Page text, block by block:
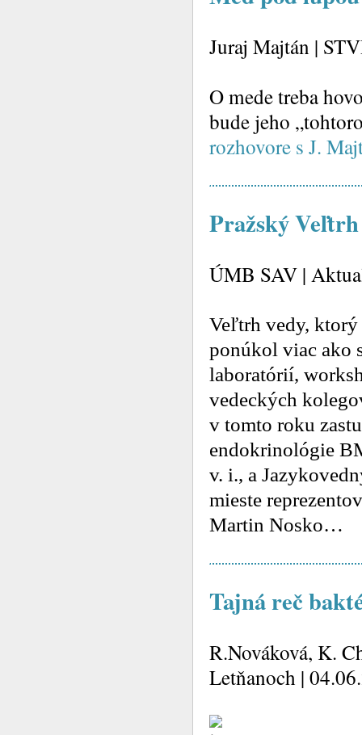
Juraj Majtán |
O mede treba
bude jeho
rozhovore s J.
Pražský Veľtrh
ÚMB SAV |
Veľtrh vedy,
ponúkol viac ako
laboratórií,
vedeckých
v tomto roku
endokrinológie
v. i., a
mieste
Martin Nosko…
Tajná reč
R.Nováková, K.
Letňanoch |